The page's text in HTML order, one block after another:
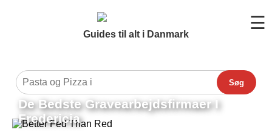
Guides til alt i Danmark
☰
Søg
De Bedste Gravearbejdsfirmaer I
Fredericia